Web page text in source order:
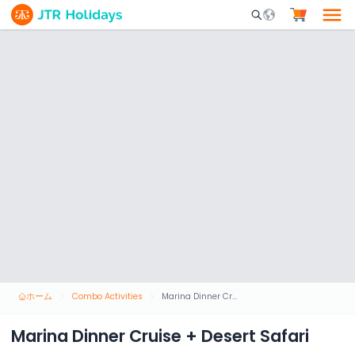
Mobile Search
ホーム Combo Activities Marina Dinner Cruise + Desert Safari
Marina Dinner Cruise + Desert Safari